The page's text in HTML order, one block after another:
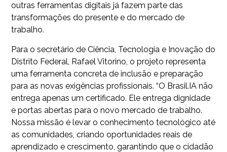
outras ferramentas digitais já fazem parte das
transformações do presente e do mercado de
trabalho.
Para o secretário de Ciência, Tecnologia e Inovação do
Distrito Federal, Rafael Vitorino, o projeto representa
uma ferramenta concreta de inclusão e preparação
para as novas exigências profissionais. “O Brasil.IA não
entrega apenas um certificado. Ele entrega dignidade
e portas abertas para o novo mercado de trabalho.
Nossa missão é levar o conhecimento tecnológico até
as comunidades, criando oportunidades reais de
aprendizado e crescimento, garantindo que o cidadão